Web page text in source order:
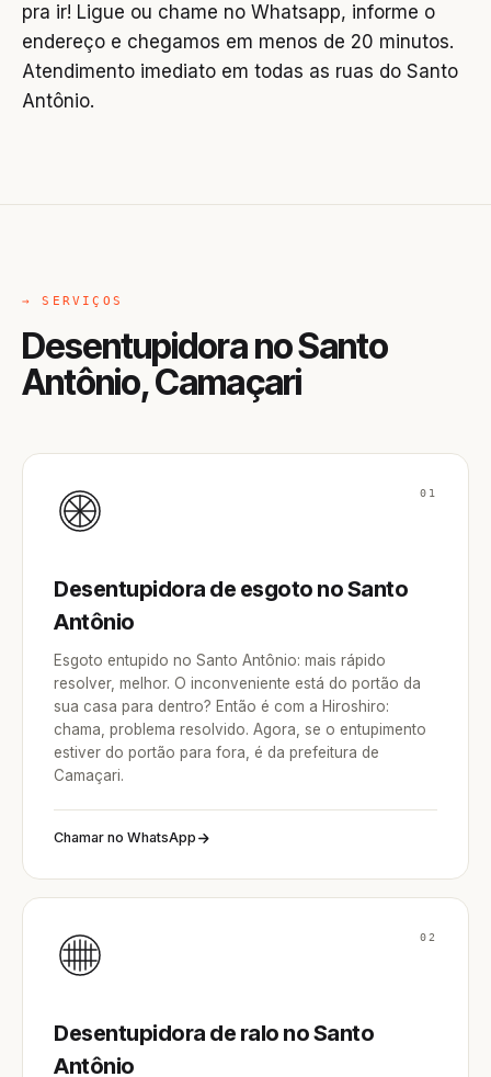
pra ir! Ligue ou chame no Whatsapp, informe o
endereço e chegamos em menos de 20 minutos.
Atendimento imediato em todas as ruas do Santo
Antônio.
→ SERVIÇOS
Desentupidora no Santo
Antônio, Camaçari
01
Desentupidora de esgoto no Santo
Antônio
Esgoto entupido no Santo Antônio: mais rápido
resolver, melhor. O inconveniente está do portão da
sua casa para dentro? Então é com a Hiroshiro:
chama, problema resolvido. Agora, se o entupimento
estiver do portão para fora, é da prefeitura de
Camaçari.
Chamar no WhatsApp
02
Desentupidora de ralo no Santo
Antônio